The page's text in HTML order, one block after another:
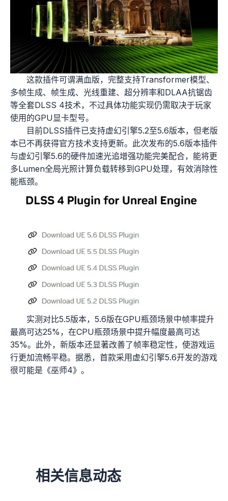
这款插件可谓满血版，完整支持Transformer模型、
多帧生成、帧生成、光线重建、超分辨率和DLAA抗锯齿
等全套DLSS 4技术，不过具体功能实现仍需取决于玩家
使用的GPU显卡型号。
目前DLSS插件已支持虚幻引擎5.2至5.6版本，但老版
本已不再获得官方技术支持更新。此次发布的5.6版本插件
与虚幻引擎5.6的硬件加速光追增强功能完美配合，能将更
多Lumen全局光照计算负载转移到GPU处理，有效消除性
能瓶颈。
实测对比5.5版本，5.6版在GPU瓶颈场景中帧率提升
最高可达25%，在CPU瓶颈场景中提升幅度最高可达
35%。此外，新版本还显著改善了帧率稳定性，使游戏运
行更加流畅平稳。据悉，首款采用虚幻引擎5.6开发的游戏
很可能是《巫师4》。
相关信息动态